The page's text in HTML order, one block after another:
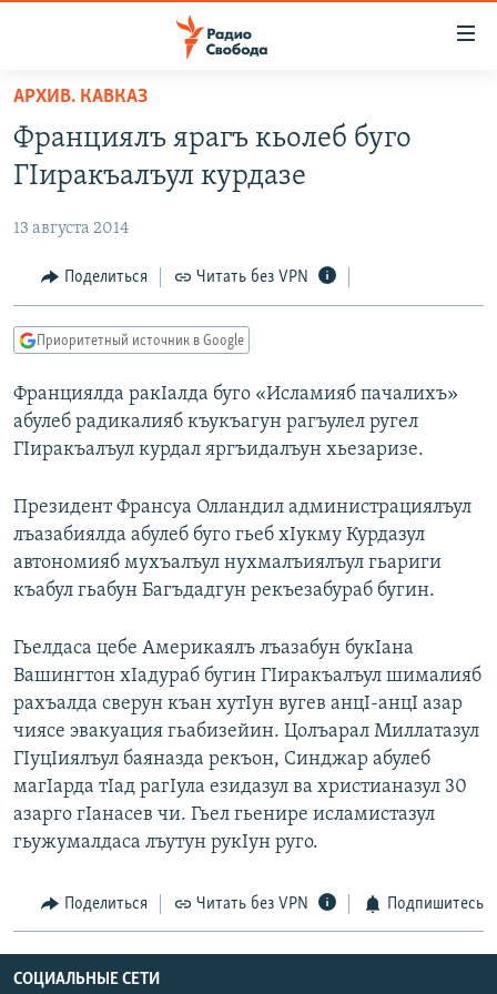
упрощенного
доступа
Вернуться
основному
Вернутся
главной
навигации
Вернутся
поиску
ПОДКАСТЫ
АВТОРСКИЕ ПРОЕКТЫ
ЦИТАТЫ СВОБОДЫ
МНЕНИЯ
IDEL.РЕАЛИИ
КАВКАЗ.РЕАЛИИ
СЕВЕР.РЕАЛИИ
РАСПИСАНИЕ ВЕЩАНИЯ
ПОДПИШИТЕСЬ НА РАССЫЛКУ
Все сайты РСЕ/РС
АРХИВ. КАВКАЗ
Франциялъ ярагъ кьолеб буго
ГIиракъалъул курдазе
13 августа 2014
Поделиться Читать без VPN
Приоритетный источник в Google
Франциялда ракIалда буго «Исламияб пачалихъ»
абулеб радикалияб къукъагун рагъулел ругел
ГIиракъалъул курдал яргъидалъун хьезаризе.
Президент Франсуа Олландил администрациялъул
лъазабиялда абулеб буго гьеб хIукму Курдазул
автономияб мухъалъул нухмалъиялъул гьариги
къабул гьабун Багъдадгун рекъезабураб бугин.
Гьелдаса цебе Америкаялъ лъазабун букIана
Вашингтон хIадураб бугин ГIиракъалъул шималияб
рахъалда сверун къан хутIун вугев анцI-анцI азар
чиясе эвакуация гьабизейин. Цолъарал Миллатазул
ГIуцIиялъул баяназда рекъон, Синджар абулеб
магIарда тIад рагIула езидазул ва христианазул 30
азарго гIанасев чи. Гьел гьенире исламистазул
гьужумалдаса лъутун рукIун руго.
Поделиться Читать без VPN Подпишитесь
СОЦИАЛЬНЫЕ СЕТИ